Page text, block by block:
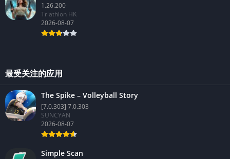
1.26.200
Triathlon HK
2026-08-07
最受关注的应用
The Spike – Volleyball Story
[7.0.303] 7.0.303
SUNCYAN
2026-08-07
Simple Scan